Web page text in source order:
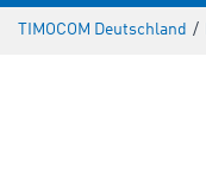
TIMOCOM Deutschland /